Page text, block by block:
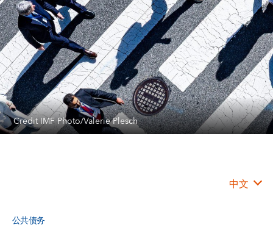
Credit IMF Photo/Valerie Plesch
中文
公共债务